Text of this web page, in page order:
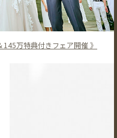
万特典付きフェア開催 》